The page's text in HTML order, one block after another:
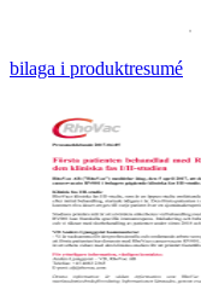
bilaga i produktresumé